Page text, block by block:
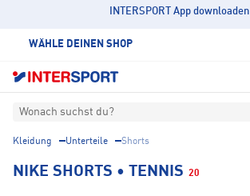
INTERSPORT App downloaden
WÄHLE DEINEN SHOP
Wonach suchst du?
Kleidung Unterteile Shorts
NIKE SHORTS • TENNIS 20